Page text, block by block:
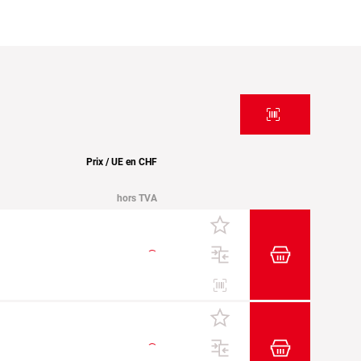
Prix / UE en CHF
hors TVA
Etiketten drucken
Ajouter au
Ajouter au